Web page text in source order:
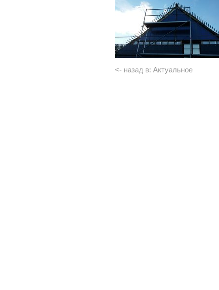
<- назад в: Актуальное